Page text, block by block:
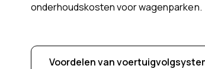
onderhoudskosten voor wagenparken.
Voordelen van